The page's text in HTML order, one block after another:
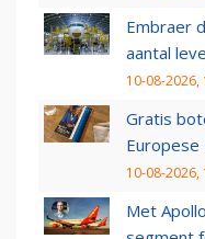
Embraer
aantal
10-08-2026,
Gratis
Europese
10-08-2026,
Met